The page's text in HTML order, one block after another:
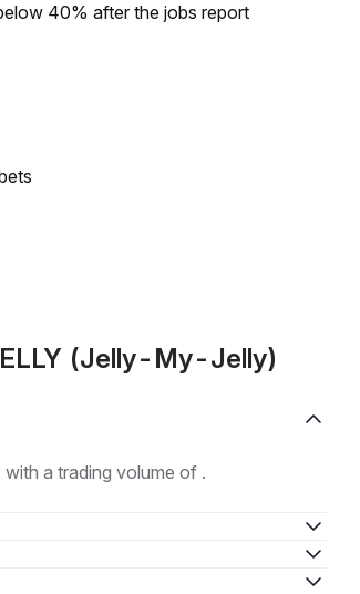
40% after the jobs report
(Jelly-My-Jelly)
a trading volume of .